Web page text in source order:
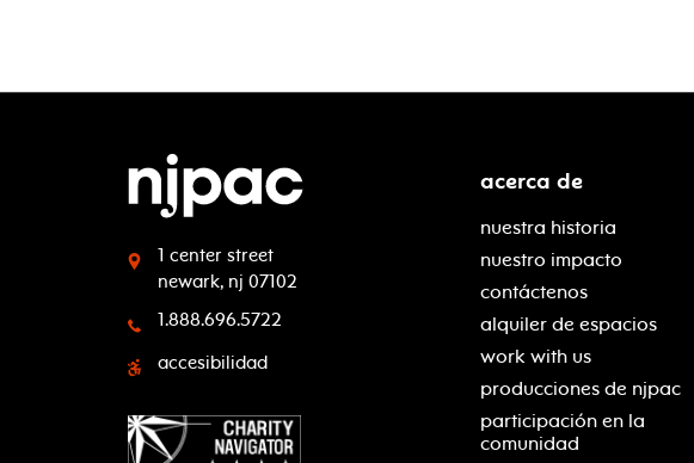
1 center street
newark, nj 07102
1.888.696.5722
accesibilidad
acerca de
nuestra historia
nuestro impacto
contáctenos
alquiler de espacios
work with us
producciones de njpac
participación en la
comunidad